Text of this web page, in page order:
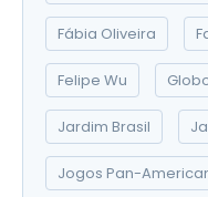
Fábia Oliveira
Felipe Wu
Jardim Brasil
Jogos Pan-